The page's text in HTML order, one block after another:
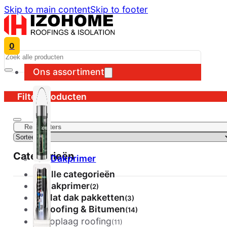
Skip to main contentSkip to footer
0
Ons assortiment
Dakprimer
Search
Filter producten
Reset filters
Categorieën
Alle categorieën
Dakprimer(2)
Plat dak pakketten(3)
Roofing & Bitumen(14)
Toplaag roofing(11)